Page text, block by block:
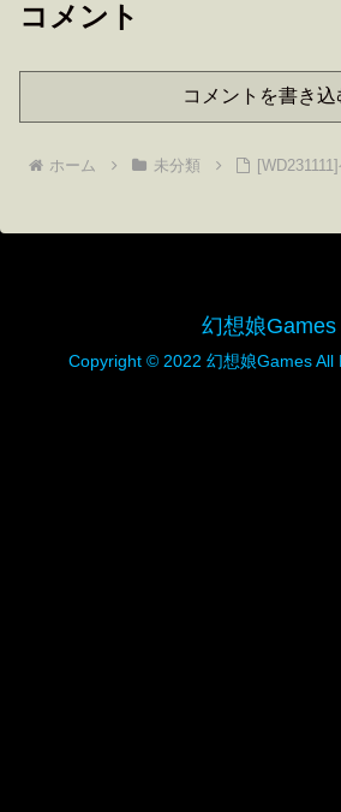
コメント
コメントを書き込
ホーム 未分類
幻想娘Games
Copyright © 2022 幻想娘Games All